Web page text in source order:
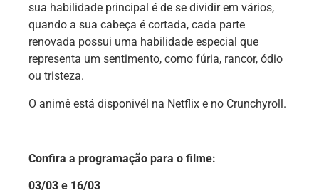
sua habilidade principal é de se dividir em vários,
quando a sua cabeça é cortada, cada parte
renovada possui uma habilidade especial que
representa um sentimento, como fúria, rancor, ódio
ou tristeza.
O animê está disponivél na Netflix e no Crunchyroll.
Confira a programação para o filme:
03/03 e 16/03